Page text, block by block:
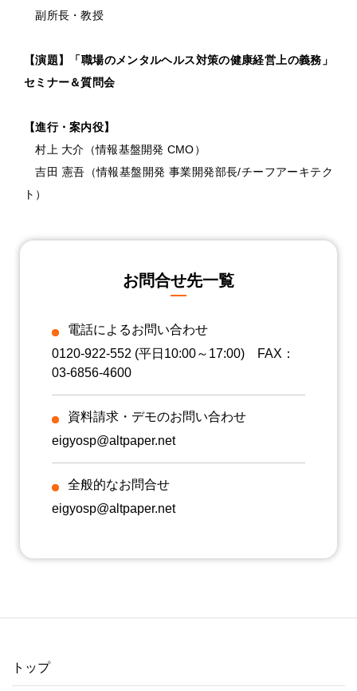
副所長・教授
【演題】「職場のメンタルヘルス対策の健康経営上の義務」
セミナー＆質問会
【進行・案内役】
村上 大介（情報基盤開発 CMO）
吉田 憲吾（情報基盤開発 事業開発部長/チーフアーキテク
ト）
お問合せ先一覧
電話によるお問い合わせ
0120-922-552 (平日10:00～17:00) FAX：
03-6856-4600
資料請求・デモのお問い合わせ
eigyosp@altpaper.net
全般的なお問合せ
eigyosp@altpaper.net
トップ